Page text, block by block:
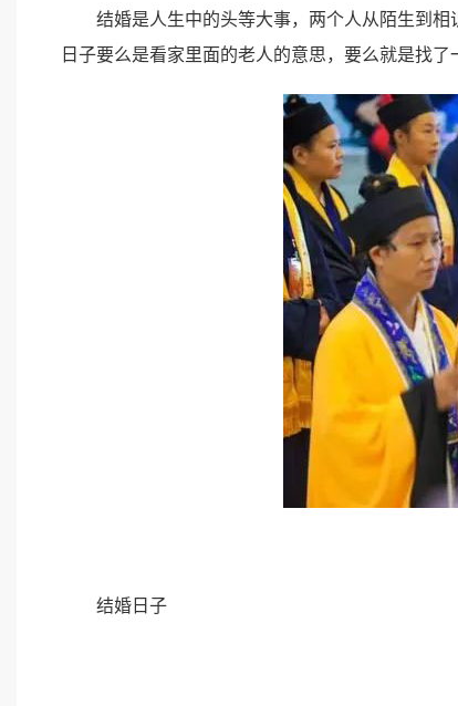
结婚是人生中的头等大事，两个人从陌生到相
日子要么是看家里面的老人的意思，要么就是找
结婚日子